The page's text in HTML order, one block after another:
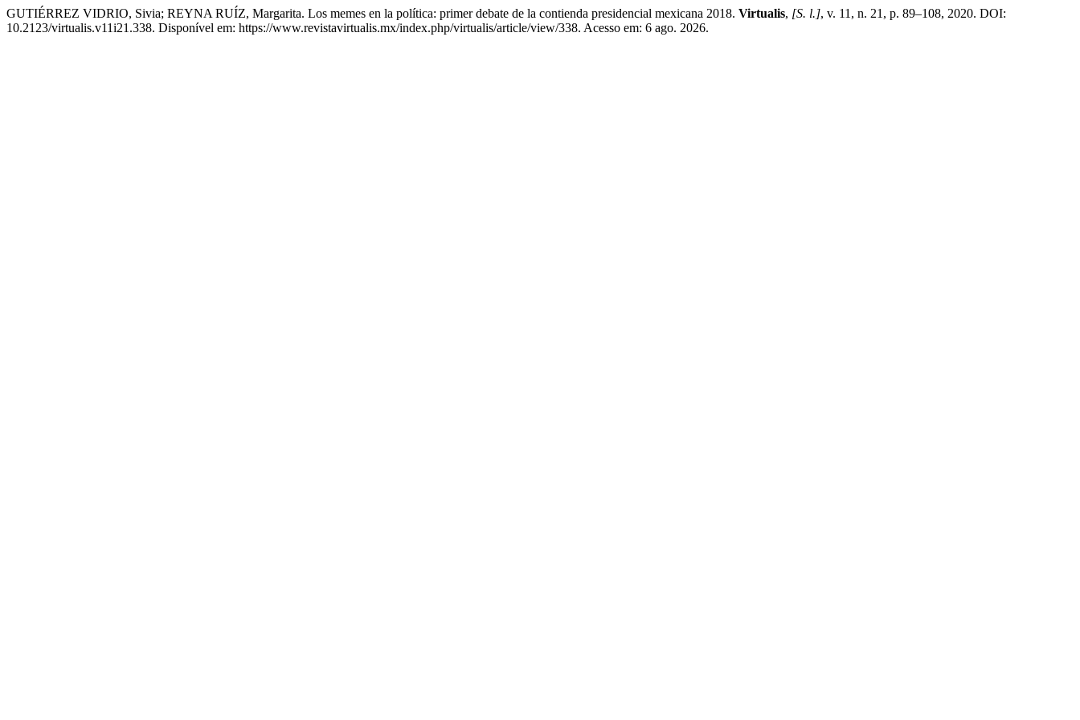
GUTIÉRREZ VIDRIO, Sivia; REYNA RUÍZ, Margarita. Los memes en la política: primer debate de la contienda presidencial mexicana 2018. Virtualis, [S. l.], v. 11, n. 21, p. 89–108, 2020. DOI:
10.2123/virtualis.v11i21.338. Disponível em: https://www.revistavirtualis.mx/index.php/virtualis/article/view/338. Acesso em: 6 ago. 2026.